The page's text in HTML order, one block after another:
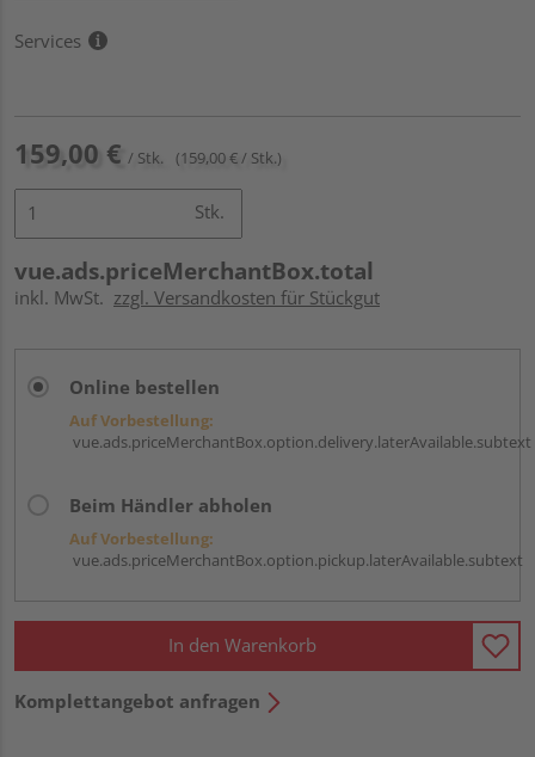
Services
159,00 € / Stk. (159,00 € / Stk.)
Stk.
vue.ads.priceMerchantBox.total
inkl. MwSt. zzgl. Versandkosten für Stückgut
Online bestellen
Auf Vorbestellung:
vue.ads.priceMerchantBox.option.delivery.laterAvailable.subtext
Beim Händler abholen
Auf Vorbestellung:
vue.ads.priceMerchantBox.option.pickup.laterAvailable.subtext
In den Warenkorb
Komplettangebot anfragen